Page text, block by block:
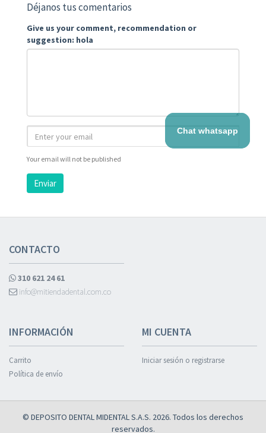
Déjanos tus comentarios
Give us your comment, recommendation or
suggestion: hola
Your email will not be published
Enviar
CONTACTO
310 621 24 61
info@mitiendadental.com.co
INFORMACIÓN
Carrito
Política de envío
MI CUENTA
Iniciar sesión o registrarse
© DEPOSITO DENTAL MIDENTAL S.A.S. 2026. Todos los derechos
reservados.
Chat whatsapp